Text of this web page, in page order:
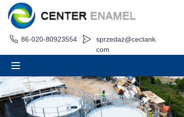
86-020-80923554
sprzedaż@cectank.
com
Dom
O
Produkty